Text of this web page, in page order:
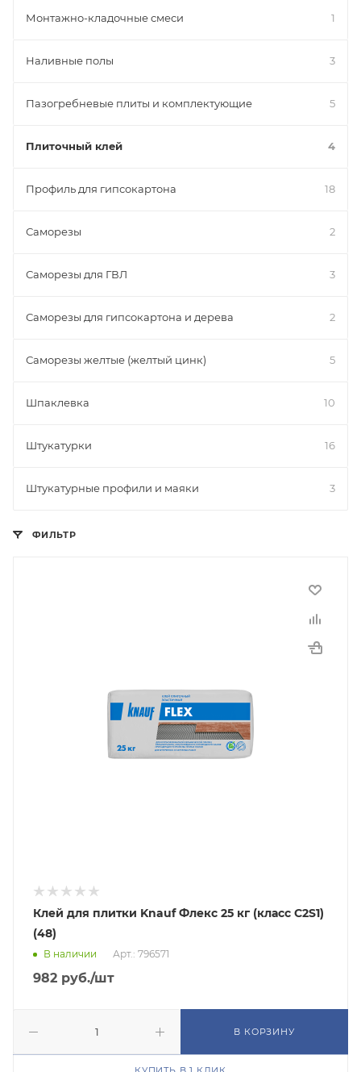
Монтажно-кладочные смеси 1
Наливные полы 3
Пазогребневые плиты и комплектующие 5
Плиточный клей 4
Профиль для гипсокартона 18
Саморезы 2
Саморезы для ГВЛ 3
Саморезы для гипсокартона и дерева 2
Саморезы желтые (желтый цинк) 5
Шпаклевка 10
Штукатурки 16
Штукатурные профили и маяки 3
ФИЛЬТР
Клей для плитки Knauf Флекс 25 кг (класс C2S1)
(48)
В наличии Арт.: 796571
982 руб./шт
В КОРЗИНУ